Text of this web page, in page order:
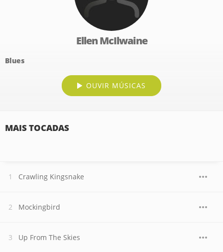
Ellen McIlwaine
Blues
OUVIR MÚSICAS
MAIS TOCADAS
Crawling Kingsnake
Mockingbird
Up From The Skies